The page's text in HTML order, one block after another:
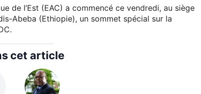
de l’Est (EAC) a commencé ce vendredi, au siège
Abeba (Ethiopie), un sommet spécial sur la
cet article